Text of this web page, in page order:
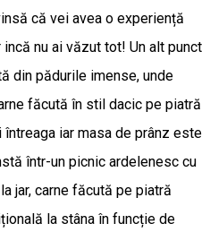
că vei avea o experiență
nu ai văzut tot! Un alt punct
din pădurile imense, unde
făcută în stil dacic pe piatră
iar masa de prânz este
într-un picnic ardelenesc cu
jar, carne făcută pe piatră
la stâna în funcție de